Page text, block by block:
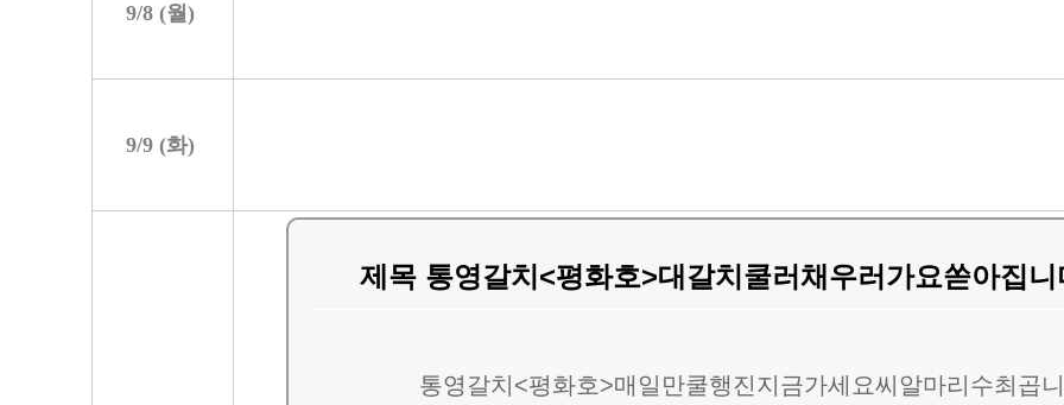
9/8(월 )
9/9(화)
제목 통영갈치<평화호>대갈치쿨러채우러가요쏟아집
통영갈치<평화호>매일만쿨행진지금가세요씨알마리수최곱